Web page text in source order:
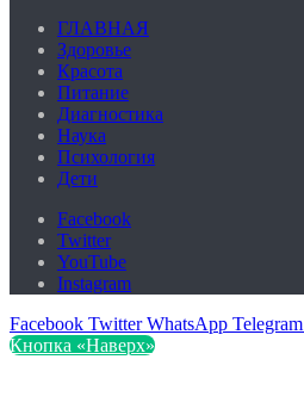
ГЛАВНАЯ
Здоровье
Красота
Питание
Диагностика
Наука
Психология
Дети
Facebook
Twitter
YouTube
Instagram
Facebook Twitter WhatsApp Telegram
Кнопка «Наверх»